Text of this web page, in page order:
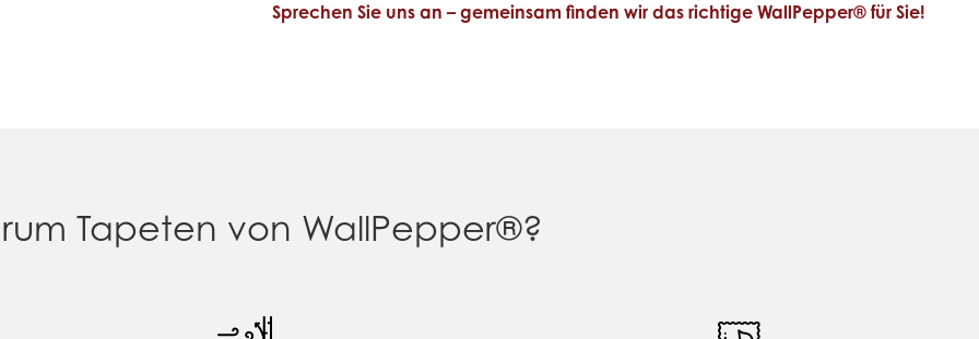
Sprechen Sie uns an – gemeinsam finden wir das richtige WallPepper® für Sie!
Tapeten von WallPepper®?